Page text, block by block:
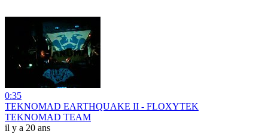
0:35
TEKNOMAD EARTHQUAKE II - FLOXYTEK
TEKNOMAD TEAM
il y a 20 ans